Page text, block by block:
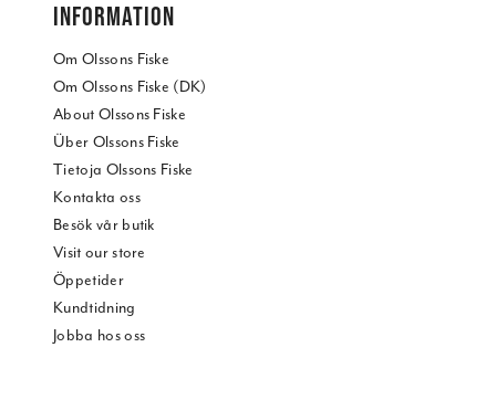
INFORMATION
Om Olssons Fiske
Om Olssons Fiske (DK)
About Olssons Fiske
Über Olssons Fiske
Tietoja Olssons Fiske
Kontakta oss
Besök vår butik
Visit our store
Öppetider
Kundtidning
Jobba hos oss